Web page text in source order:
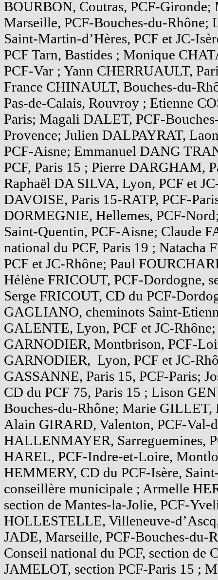
BOURBON, Coutras, PCF-
Marseille, PCF-Bouches-du-
Saint-Martin-d’Hères, PCF et JC-
PCF Tarn, Bastides ; Monique
PCF-Var ; Yann CHERRUAULT,
France CHINAULT, Bouches-du-
Pas-de-Calais, Rouvroy ; Etienne
Paris; Magali DALET, PCF-
Provence; Julien DALPAYRAT,
PCF-Aisne; Emmanuel DANG
PCF, Paris 15 ; Pierre DARGHAM,
Raphaël DA SILVA, Lyon, PCF et
DAVOISE, Paris 15-RATP, PCF-
DORMEGNIE, Hellemes, PCF-
Saint-Quentin, PCF-Aisne; Claude
national du PCF, Paris 19 ; Natacha
PCF et JC-Rhône; Paul
Hélène FRICOUT, PCF-Dordogne,
Serge FRICOUT, CD du PCF-
GAGLIANO, cheminots Saint-
GALENTE, Lyon, PCF et JC-
GARNODIER, Montbrison, PCF-
GARNODIER, Lyon, PCF et JC-
GASSANNE, Paris 15, PCF-Paris;
CD du PCF 75, Paris 15 ; Lison
Bouches-du-Rhône; Marie GILLET,
Alain GIRARD, Valenton, PCF-Val-
HALLENMAYER, Sarreguemines,
HAREL, PCF-Indre-et-Loire,
HEMMERY, CD du PCF-Isère,
conseillère municipale ; Armelle
section de Mantes-la-Jolie, PCF-
HOLLESTELLE, Villeneuve-
JADE, Marseille, PCF-Bouches-du-
Conseil national du PCF, section de
JAMELOT, section PCF-Paris 15 ;